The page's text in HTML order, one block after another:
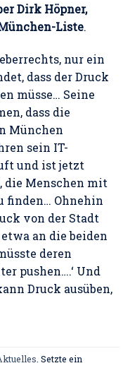
Dirk Höpner,
Liste.
nur ein
dass der Druck
müsse… Seine
dass die
München
sein IT-
und ist jetzt
die Menschen mit
finden… Ohnehin
von der Stadt
an die beiden
deren
pushen….‘ Und
Druck ausüben,
. Setzte ein